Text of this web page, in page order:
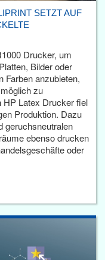
SETZT AUF
Drucker, um
Bilder oder
Farben anzubieten,
zu
HP Latex Drucker fiel
Produktion. Dazu
geruchsneutralen
ebenso drucken
oder